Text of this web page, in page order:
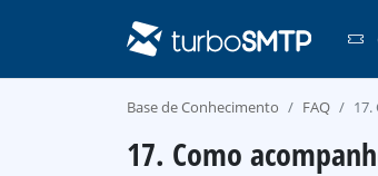
Base de Conhecimento FAQ
17. Como